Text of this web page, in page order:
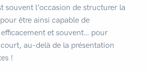
souvent l’occasion de structurer la
être ainsi capable de
et souvent… pour
au-delà de la présentation
!